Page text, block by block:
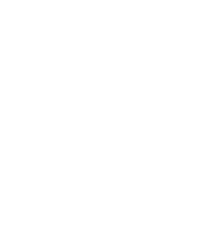
werden und so
um den Urlaub